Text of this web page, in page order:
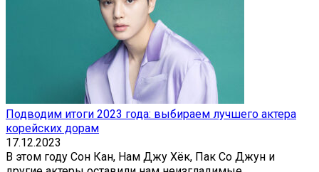
Подводим итоги 2023 года: выбираем лучшего актера
корейских дорам
17.12.2023
В этом году Сон Кан, Нам Джу Хёк, Пак Со Джун и